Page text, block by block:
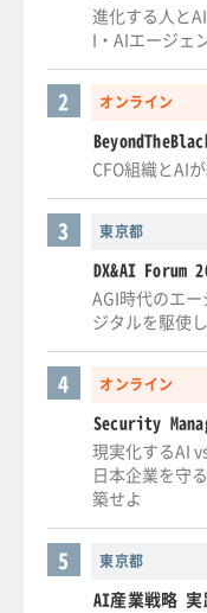
進化する人と
I・AIエージェ
オンライン
2
CFO組織とAI
東京都
3
DX&AI Forum
AGI時代のエ
ジタルを駆使
オンライン
4
Security
現実化するAI
日本企業を守
築せよ
東京都
5
AI産業戦略 実